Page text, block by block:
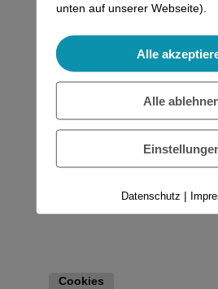
Cookies
unten auf unserer Webseite).
Alle
Alle
Datenschutz |